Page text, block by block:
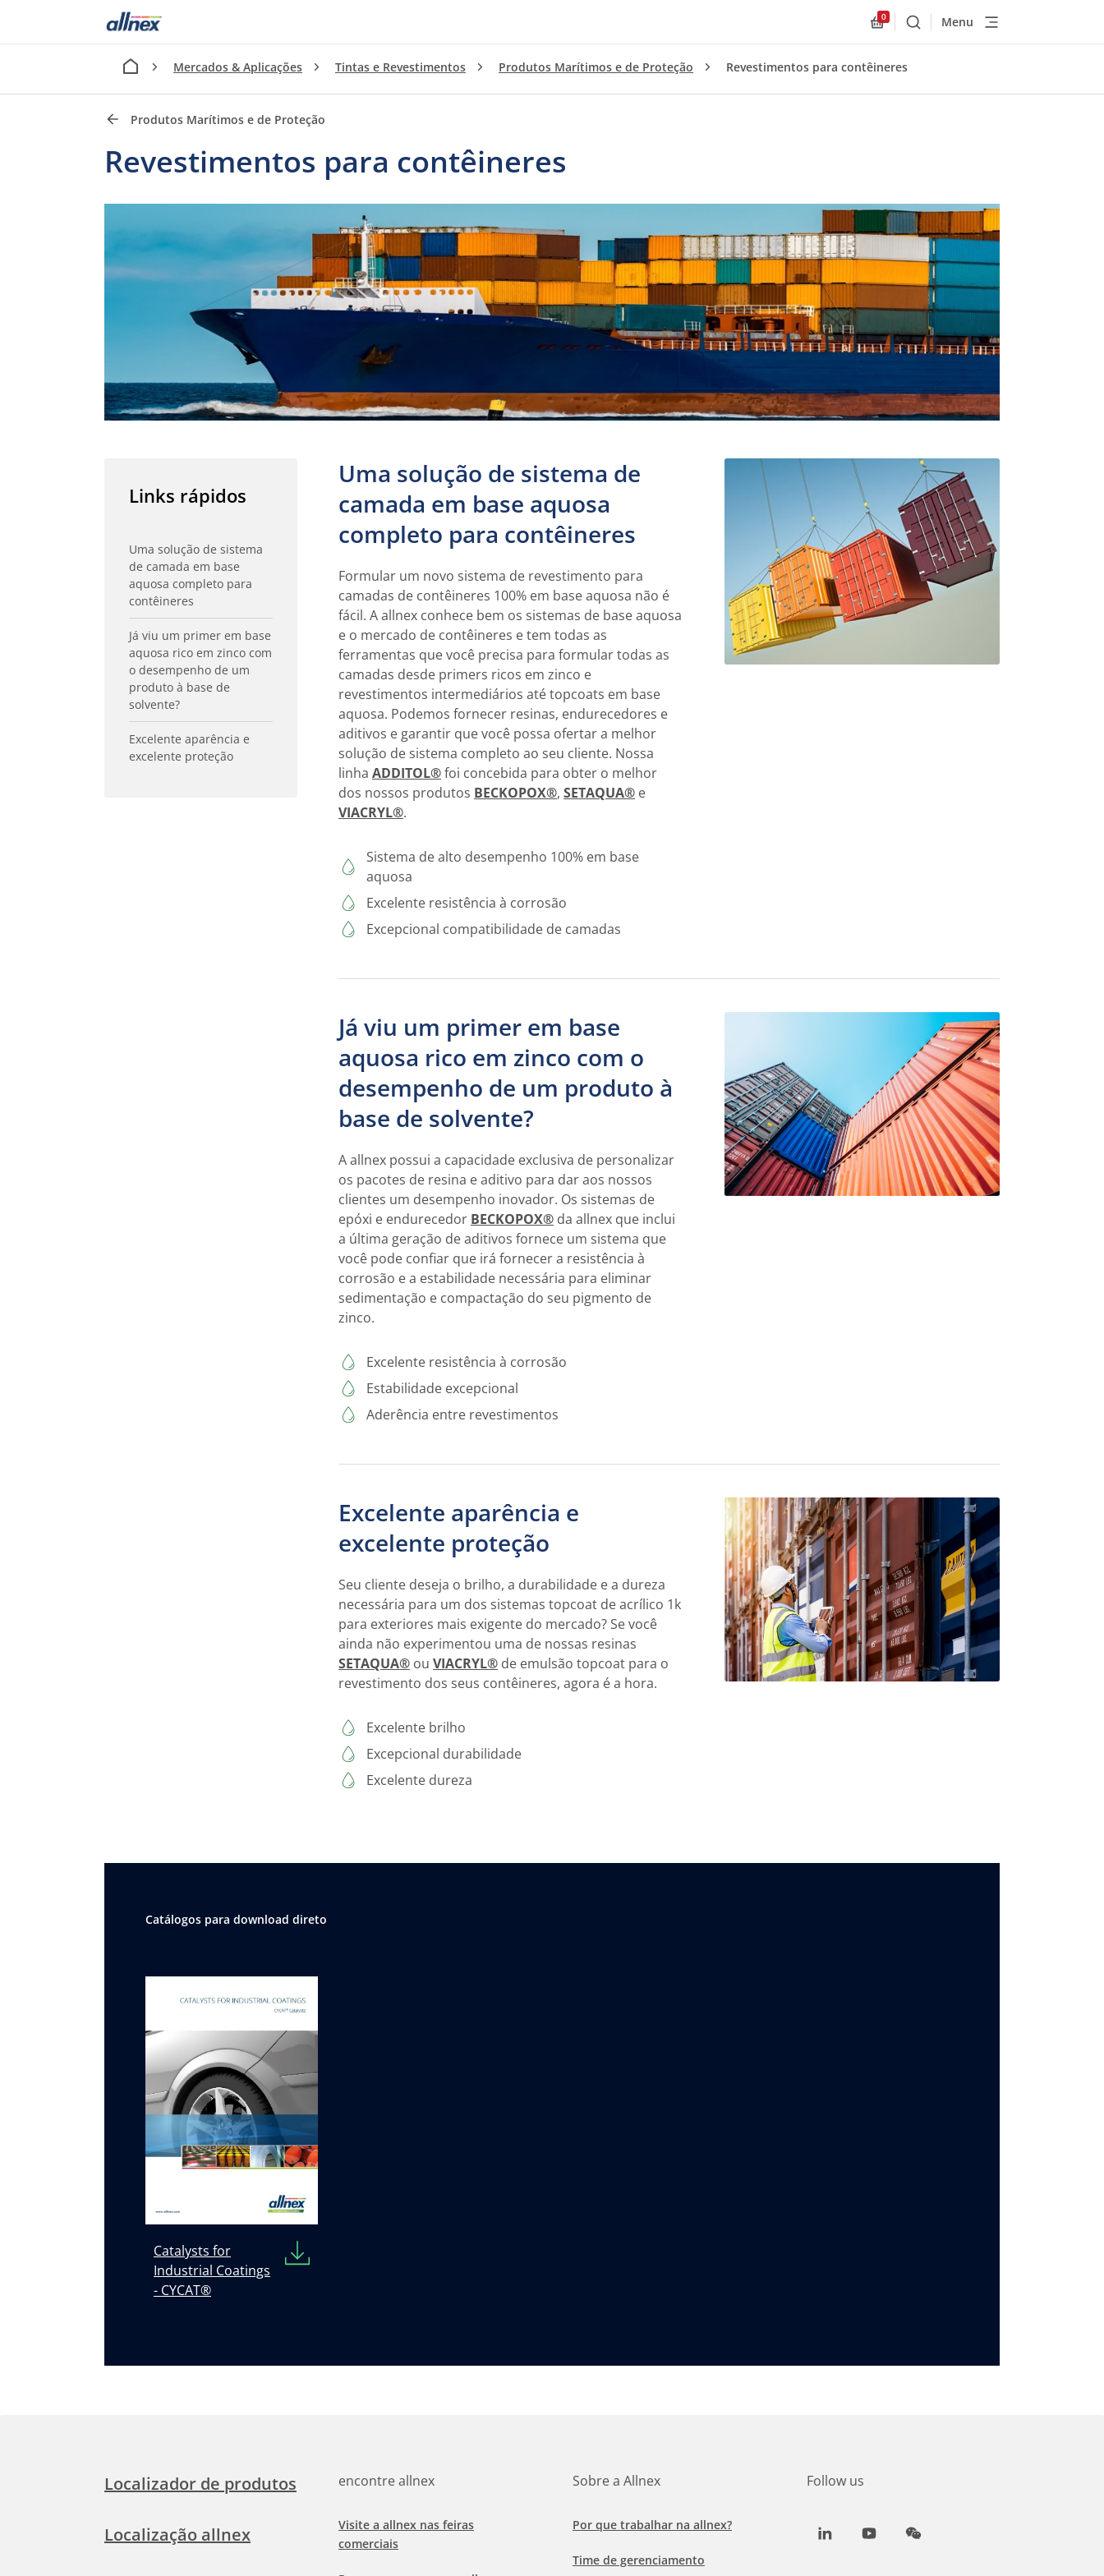
Allnex.GeneralResources.Cart
0
BuscarMenu
Mercados & Aplicações Tintas e Revestimentos Produtos Marítimos e de Proteção Revestimentos para contêineres
Produtos Marítimos e de Proteção
Revestimentos para contêineres
Links rápidos
Uma solução de sistema
de camada em base
aquosa completo para
contêineres
Já viu um primer em base
aquosa rico em zinco com
o desempenho de um
produto à base de
solvente?
Excelente aparência e
excelente proteção
Uma solução de sistema de
camada em base aquosa
completo para contêineres
Formular um novo sistema de revestimento para
camadas de contêineres 100% em base aquosa não é
fácil. A allnex conhece bem os sistemas de base aquosa
e o mercado de contêineres e tem todas as
ferramentas que você precisa para formular todas as
camadas desde primers ricos em zinco e
revestimentos intermediários até topcoats em base
aquosa. Podemos fornecer resinas, endurecedores e
aditivos e garantir que você possa ofertar a melhor
solução de sistema completo ao seu cliente. Nossa
linha ADDITOL®foi concebida para obter o melhor
dos nossos produtos BECKOPOX®, SETAQUA® e
VIACRYL®.
Sistema de alto desempenho 100% em base
aquosa
Excelente resistência à corrosão
Excepcional compatibilidade de camadas
Já viu um primer em base
aquosa rico em zinco com o
desempenho de um produto à
base de solvente?
A allnex possui a capacidade exclusiva de personalizar
os pacotes de resina e aditivo para dar aos nossos
clientes um desempenho inovador. Os sistemas de
epóxi e endurecedor BECKOPOX® da allnex que inclui
a última geração de aditivos fornece um sistema que
você pode confiar que irá fornecer a resistência à
corrosão e a estabilidade necessária para eliminar
sedimentação e compactação do seu pigmento de
zinco.
Excelente resistência à corrosão
Estabilidade excepcional
Aderência entre revestimentos
Excelente aparência e
excelente proteção
Seu cliente deseja o brilho, a durabilidade e a dureza
necessária para um dos sistemas topcoat de acrílico 1k
para exteriores mais exigente do mercado? Se você
ainda não experimentou uma de nossas resinas
SETAQUA® ou VIACRYL® de emulsão topcoat para o
revestimento dos seus contêineres, agora é a hora.
Excelente brilho
Excepcional durabilidade
Excelente dureza
Catálogos para download direto
Catalysts for
Industrial Coatings
- CYCAT®
Localizador de produtos
Localização allnex
encontre allnex
Visite a allnex nas feiras
comerciais
Sobre a Allnex
Por que trabalhar na allnex?
Time de gerenciamento
Follow us
LinkedInYoutubeWeChat